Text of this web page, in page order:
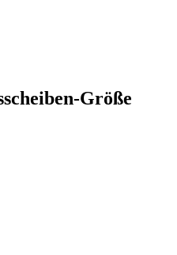
Größe